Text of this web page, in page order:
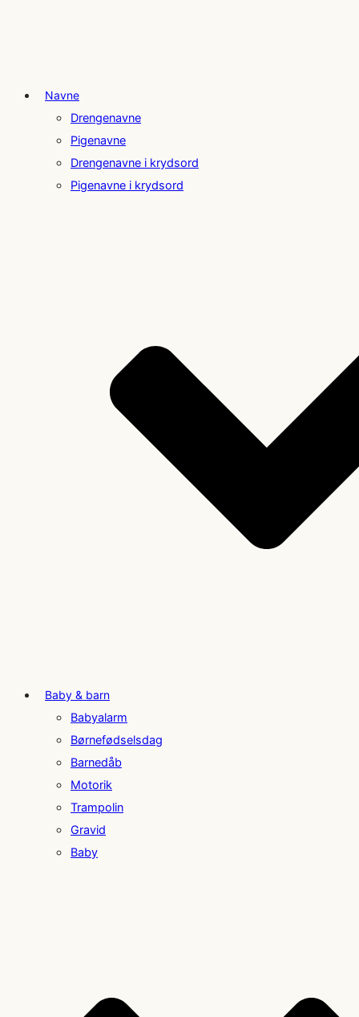
Navne
Drengenavne
Pigenavne
Drengenavne i krydsord
Pigenavne i krydsord
Baby & barn
Babyalarm
Børnefødselsdag
Barnedåb
Motorik
Trampolin
Gravid
Baby